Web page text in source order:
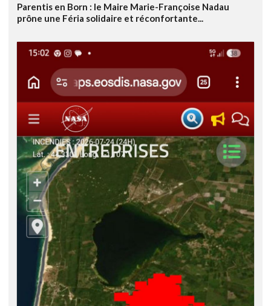
Parentis en Born : le Maire Marie-Françoise Nadau
prône une Féria solidaire et réconfortante...